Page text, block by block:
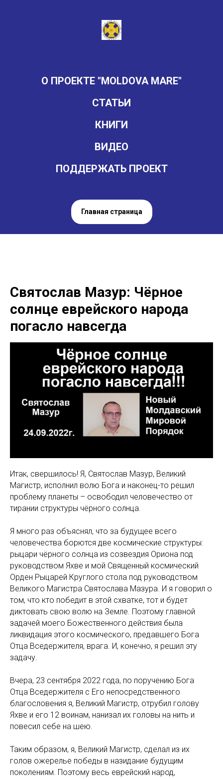
О ПРОЕКТЕ "MOLDOVA MARE"
СТАТЬИ
КНИГИ
ВИДЕО
ПОДДЕРЖАТЬ ПРОЕКТ
Главная страница
Святослав Мазур: Чёрное
солнце еврейского народа
погасло навсегда
Итак, свершилось! Я, Святослав Мазур, Великий
Магистр, исполнил волю Бога и наконец-то решил
проблему планеты – освободил человечество от
тирании структуры чёрного солнца.
Я много раз объяснял, что за будущее всего
человечества борются две космические структуры:
рыцари чёрного солнца из созвездия Ориона под
руководством Яхве и мой Священный космический
Орден Рыцарей Круглого стола под руководством
Великого Магистра Святослава Мазура. И я говорил о
том, что кто победит в этой схватке, тот и будет
диктовать свою волю на Земле. Поэтому главной
задачей моего Божественного действия была
ликвидация этого космического, предавшего Бога
Отца Вседержителя, врага. И, конечно, я решил эту
задачу.
Вчера, 23 сентября 2022 года, по поручению Бога
Отца Вседержителя с Его непосредственного
благословения я, Великий Магистр, отрубил голову
Яхве и его 12 воинам, нанизал их головы на нить и
повесил себе на шею.
Таким образом, я, Великий Магистр, сделал из их
голов ожерелье победы в назидание будущим
поколениям. Поэтому весь еврейский народ,